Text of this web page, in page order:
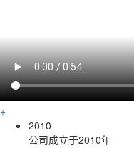
+
2010
公司成立于2010年